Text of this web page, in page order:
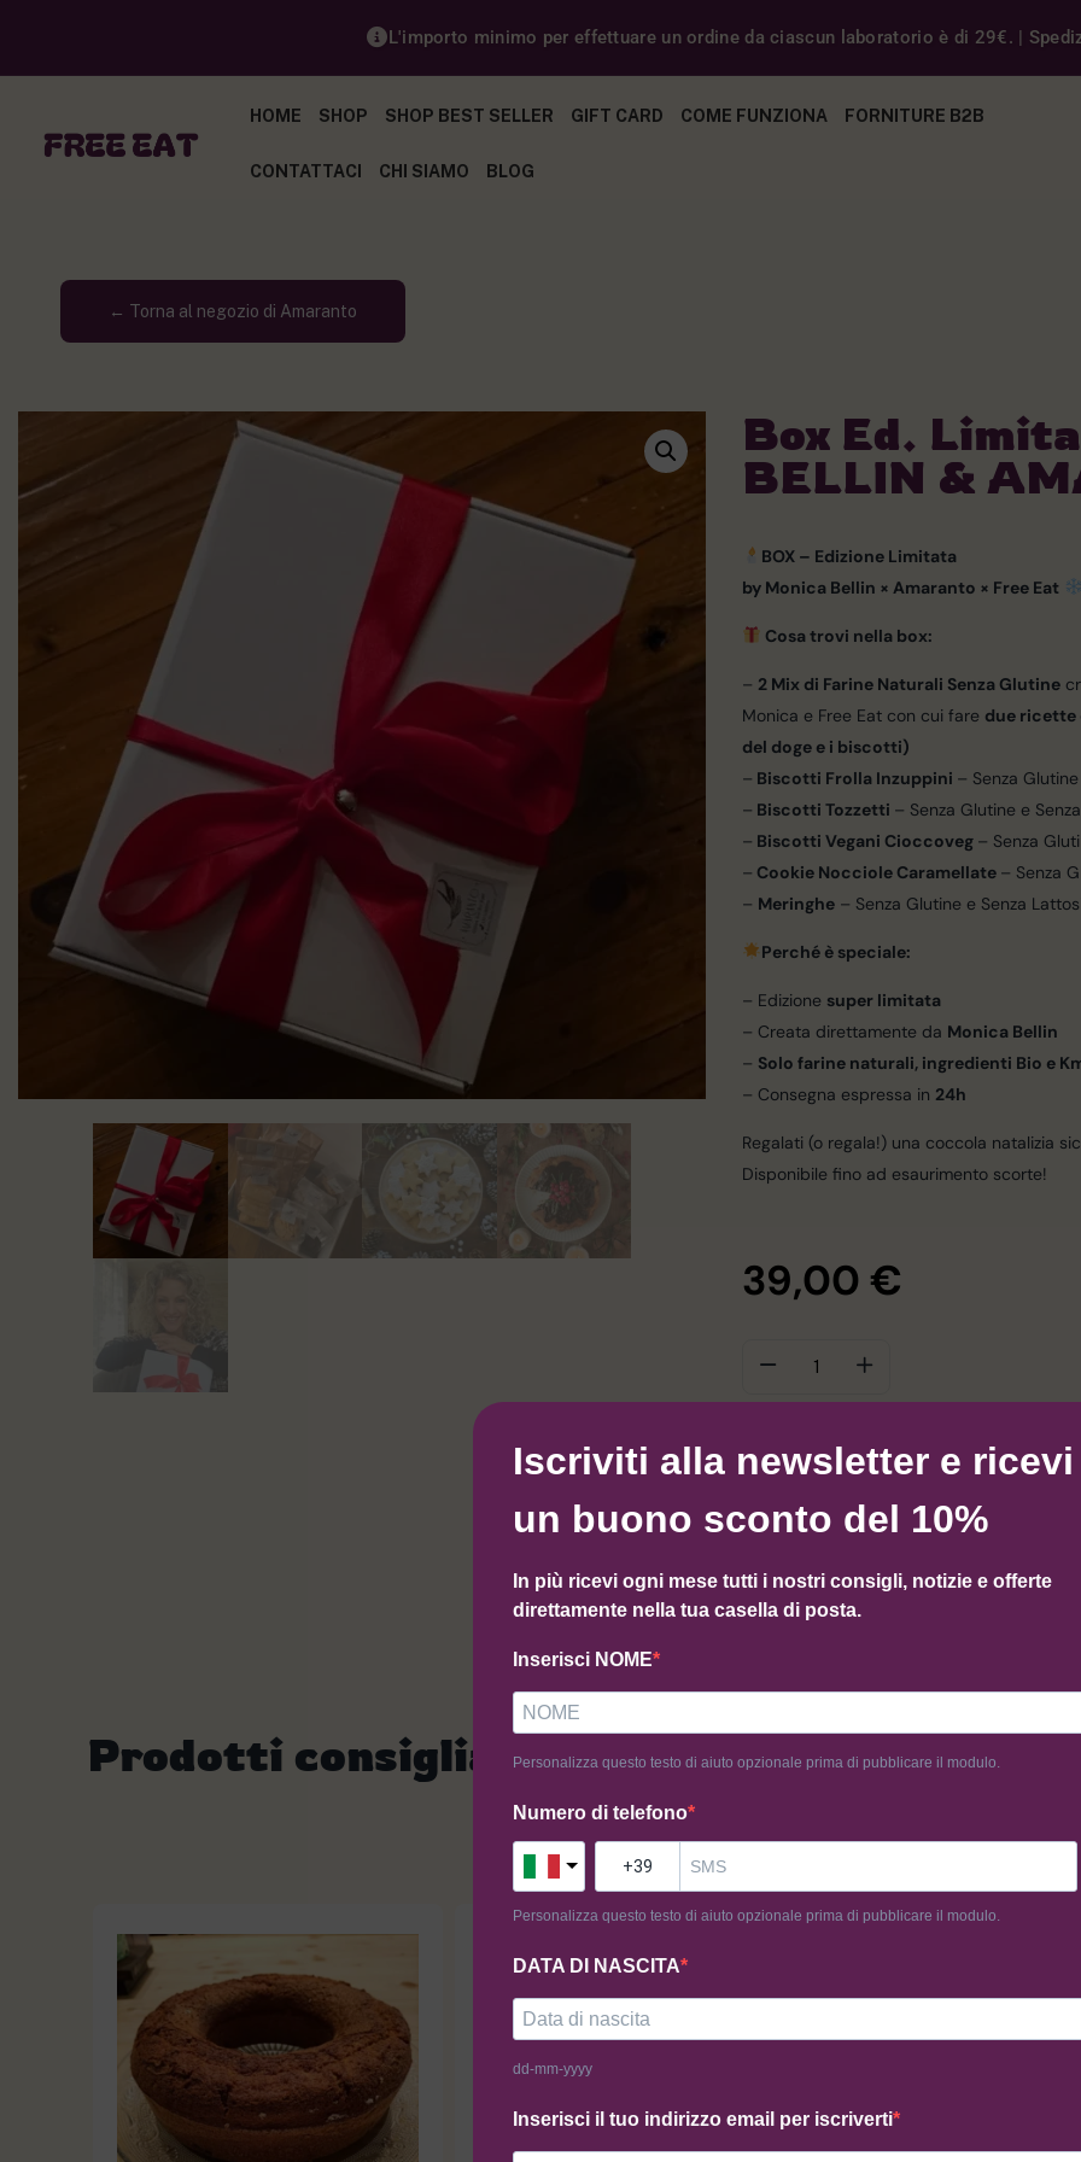
Iscriviti alla newsletter e ricevi
un buono sconto del 10%
In più ricevi ogni mese tutti i nostri consigli, notizie e offerte
direttamente nella tua casella di posta.
Inserisci NOME
Personalizza questo testo di aiuto opzionale prima di pubblicare il modulo.
Numero di telefono
Personalizza questo testo di aiuto opzionale prima di pubblicare il modulo.
DATA DI NASCITA
dd-mm-yyyy
Inserisci il tuo indirizzo email per iscriverti
L'importo minimo per effettuare un ordine da ciascun laboratorio è di 29€. |
HOME SHOP SHOP BEST SELLER GIFT CARD COME FUNZIONA FORNITURE B2B
CONTATTACI CHI SIAMO BLOG
← Torna al negozio di Amaranto
Box Ed.
BELLIN &
BOX – Edizione Limitata
by Monica Bellin × Amaranto × Free Eat
Cosa trovi nella box:
– 2 Mix di Farine Naturali Senza Glutine
Monica e Free Eat con cui fare due ricette
del doge e i biscotti)
– Biscotti Frolla Inzuppini – Senza
– Biscotti Tozzetti – Senza Glutine e
– Biscotti Vegani Cioccoveg – Senza
– Cookie Nocciole Caramellate – Senza
– Meringhe – Senza Glutine e Senza
Perché è speciale:
– Edizione super limitata
– Creata direttamente da Monica Bellin
– Solo farine naturali, ingredienti Bio e
– Consegna espressa in 24h
Regalati (o regala!) una coccola natalizia
Disponibile fino ad esaurimento scorte!
39,00 €
AGGIUNGI
Tag ama
Prodotti consigliati